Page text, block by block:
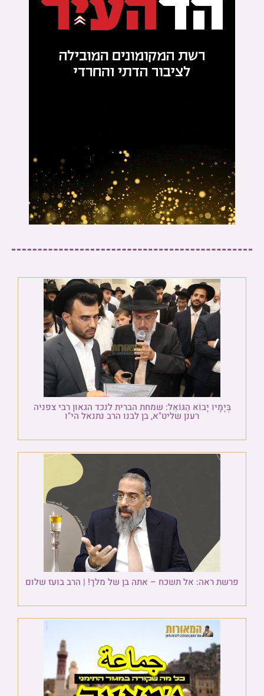
בְּיָמָיו יָבוֹא הַגּוֹאֵל: שמחת הברית לנכד הגאון רבי צפניה
רענן שליט"א, בן לבנו הרב נתנאל הי"ו
פרשת ראה: אל תשכח – אתה בן של מלך! | הרב בועז שלום